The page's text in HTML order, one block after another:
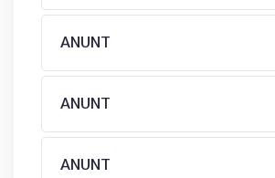
ANUNT
ANUNT
ANUNT